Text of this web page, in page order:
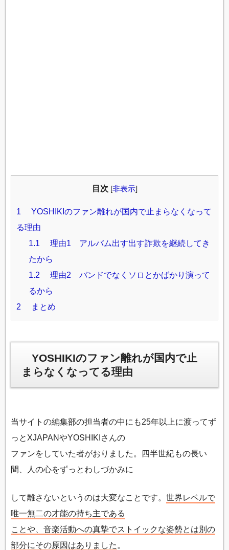
目次 [非表示]
1 YOSHIKIのファン離れが国内で止まらなくなって
る理由
1.1 理由1 アルバム出す出す詐欺を継続してき
たから
1.2 理由2 バンドでなくソロとかばかり演って
るから
2 まとめ
YOSHIKIのファン離れが国内で止
まらなくなってる理由
当サイトの編集部の担当者の中にも25年以上に渡ってず
っとXJAPANやYOSHIKIさんの
ファンをしていた者がおりました。四半世紀もの長い
間、人の心をずっとわしづかみに
して離さないというのは大変なことです。 世界レベルで
唯一無二の才能の持ち主である
ことや、音楽活動への真摯でストイックな姿勢とは別の
部分にその原因はありました 。